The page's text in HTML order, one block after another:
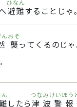
避難
ひなん
することじゃ。
襲
おそ
ってくるのじゃ
したら 津波警報
つなみけいほう